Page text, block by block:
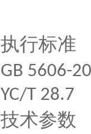
执行标准
GB 5606-
YC/T 28.7
技术参数